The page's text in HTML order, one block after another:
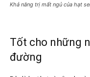
Khả năng trị mất ngủ của hạt
Tốt cho những
đường